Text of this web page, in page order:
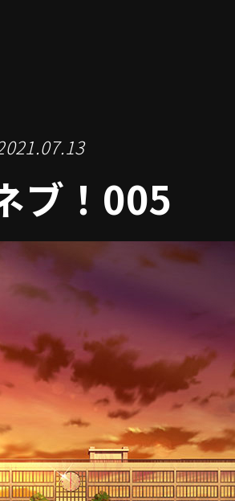
ブ！005